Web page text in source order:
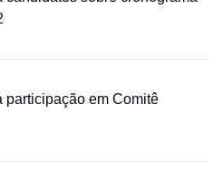
participação em Comitê